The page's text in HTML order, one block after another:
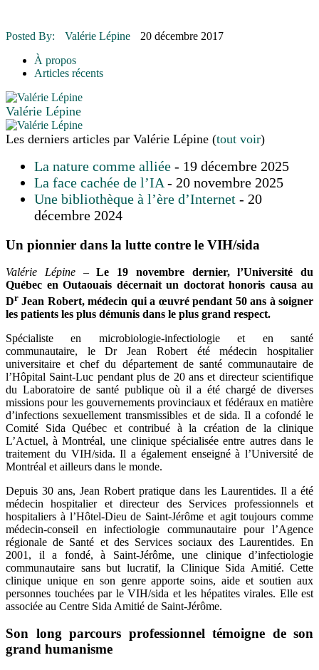
16 juillet 2026 | ENVIRONNEMENT
16 juillet 2026
Posted By: Valérie Lépine
20 décembre 2017
À propos
Articles récents
Valérie Lépine
Les derniers articles par Valérie Lépine (tout voir)
La nature comme alliée - 19 décembre 2025
La face cachée de l’IA - 20 novembre 2025
Une bibliothèque à l’ère d’Internet - 20
décembre 2024
Un pionnier dans la lutte contre le VIH/sida
Valérie Lépine–Le 19 novembre dernier, l’Université du
Québec en Outaouais décernait un doctorat honoris causa au
Dr Jean Robert, médecin qui a œuvré pendant 50 ans à soigner
les patients les plus démunis dans le plus grand respect.
Spécialiste en microbiologie-infectiologie et en santé
communautaire, le Dr Jean Robert été médecin hospitalier
universitaire et chef du département de santé communautaire de
l’Hôpital Saint-Luc pendant plus de 20 ans et directeur scientifique
du Laboratoire de santé publique où il a été chargé de diverses
missions pour les gouvernements provinciaux et fédéraux en matière
d’infections sexuellement transmissibles et de sida. Il a cofondé le
Comité Sida Québec et contribué à la création de la clinique
L’Actuel, à Montréal, une clinique spécialisée entre autres dans le
traitement du VIH/sida. Il a également enseigné à l’Université de
Montréal et ailleurs dans le monde.
Depuis 30 ans, Jean Robert pratique dans les Laurentides. Il a été
médecin hospitalier et directeur des Services professionnels et
hospitaliers à l’Hôtel-Dieu de Saint-Jérôme et agit toujours comme
médecin-conseil en infectiologie communautaire pour l’Agence
régionale de Santé et des Services sociaux des Laurentides. En
2001, il a fondé, à Saint-Jérôme, une clinique d’infectiologie
communautaire sans but lucratif, la Clinique Sida Amitié. Cette
clinique unique en son genre apporte soins, aide et soutien aux
personnes touchées par le VIH/sida et les hépatites virales. Elle est
associée au Centre Sida Amitié de Saint-Jérôme.
Son long parcours professionnel témoigne de son
grand humanisme